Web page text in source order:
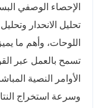
الإحصاء الوصفي
تحليل الانحدار
تسمح بالعمل عبر
الأوامر النصية
وسرعة استخراج